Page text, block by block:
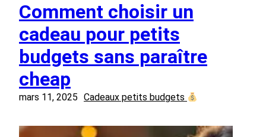
Comment choisir un
cadeau pour petits
budgets sans paraître
cheap
mars 11, 2025 Cadeaux petits budgets